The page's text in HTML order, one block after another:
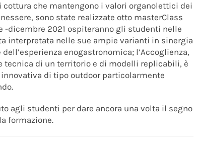
che mantengono i valori organolettici dei
sono state realizzate otto masterClass
dicembre 2021 ospiteranno gli studenti nelle
interpretata nelle sue ampie varianti in sinergia
enogastronomica; l’Accoglienza,
tecnica di un territorio e di modelli replicabili, è
di tipo outdoor particolarmente
agli studenti per dare ancora una volta il segno
formazione.